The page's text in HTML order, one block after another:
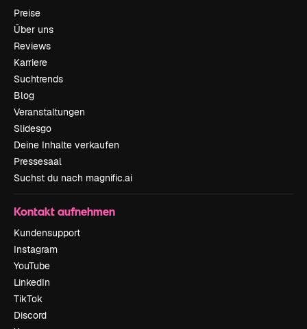
Preise
Über uns
Reviews
Karriere
Suchtrends
Blog
Veranstaltungen
Slidesgo
Deine Inhalte verkaufen
Pressesaal
Suchst du nach magnific.ai
Kontakt aufnehmen
Kundensupport
Instagram
YouTube
LinkedIn
TikTok
Discord